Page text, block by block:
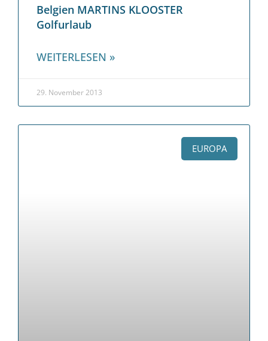
Belgien MARTINS KLOOSTER
Golfurlaub
WEITERLESEN »
29. November 2013
EUROPA